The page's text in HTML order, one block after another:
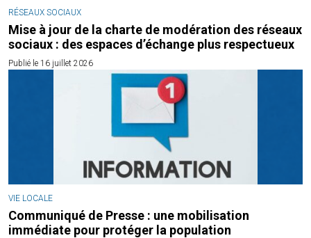
RÉSEAUX SOCIAUX
Mise à jour de la charte de modération des réseaux
sociaux : des espaces d’échange plus respectueux
Publié le 16 juillet 2026
VIE LOCALE
Communiqué de Presse : une mobilisation
immédiate pour protéger la population